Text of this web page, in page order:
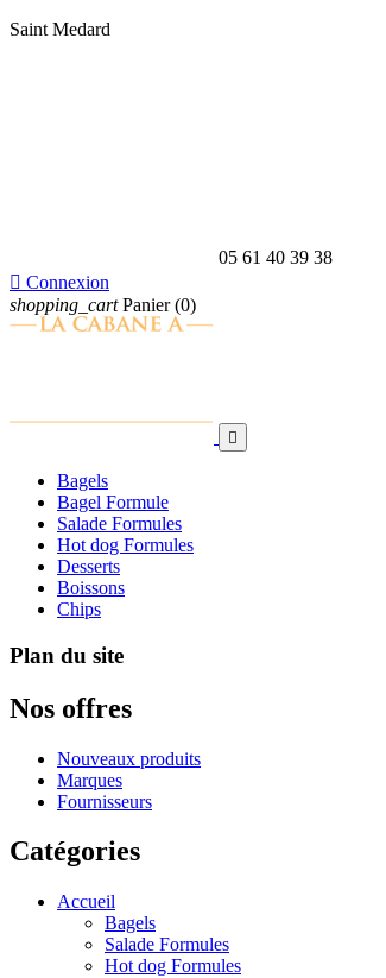
Saint Medard
05 61 40 39 38
 Connexion
shopping_cart Panier (0)

Bagels
Bagel Formule
Salade Formules
Hot dog Formules
Desserts
Boissons
Chips
Plan du site
Nos offres
Nouveaux produits
Marques
Fournisseurs
Catégories
Accueil
Bagels
Salade Formules
Hot dog Formules